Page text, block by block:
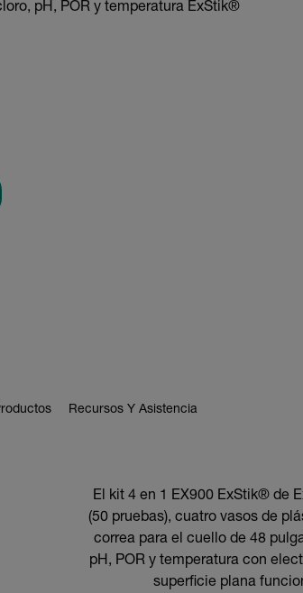
pH, POR y temperatura ExStik®
Recursos Y Asistencia
El kit 4 en 1 EX900 ExStik® de
(50 pruebas), cuatro vasos de
correa para el cuello de 48
pH, POR y temperatura con
superficie plana